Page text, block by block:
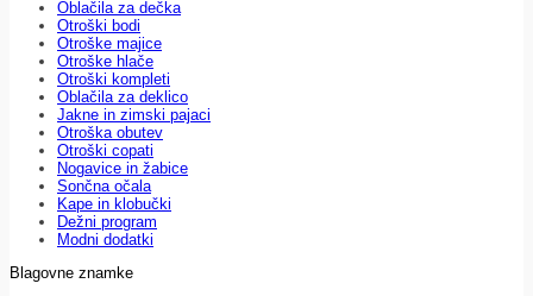
Oblačila za dečka
Otroški bodi
Otroške majice
Otroške hlače
Otroški kompleti
Oblačila za deklico
Jakne in zimski pajaci
Otroška obutev
Otroški copati
Nogavice in žabice
Sončna očala
Kape in klobučki
Dežni program
Modni dodatki
Blagovne znamke